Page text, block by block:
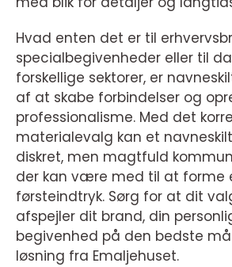
Hvad enten det er til
specialbegivenheder eller til
forskellige sektorer, er
af at skabe forbindelser og
professionalisme. Med det
materialevalg kan et
diskret, men magtfuld
der kan være med til at forme
førsteindtryk. Sørg for at dit
afspejler dit brand, din
begivenhed på den bedste
løsning fra Emaljehuset.